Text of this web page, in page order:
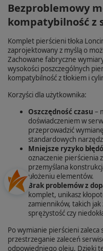
Bezproblemowy
kompatybilność z
Komplet pierścieni tłoka
zaprojektowany z myślą o
Zachowane fabryczne
wysokości poszczególnych
kompatybilność z tłokiem i
Korzyści dla użytkownika:
Oszczędność czasu –
doświadczeniem w
przeprowadzić
standardowych
Mniejsze ryzyko
oznaczenie pierścienia
przemyślana
ułożeniu elementów.
Brak problemów z
komplet, unikasz
zamienników, takich
sprężystość czy
Po wymianie pierścieni
przestrzeganie zaleceń
odpowiedniego oleju. Dzięki